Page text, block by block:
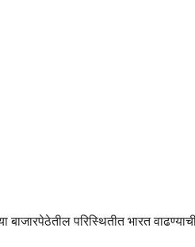
परिस्थितीत भारत